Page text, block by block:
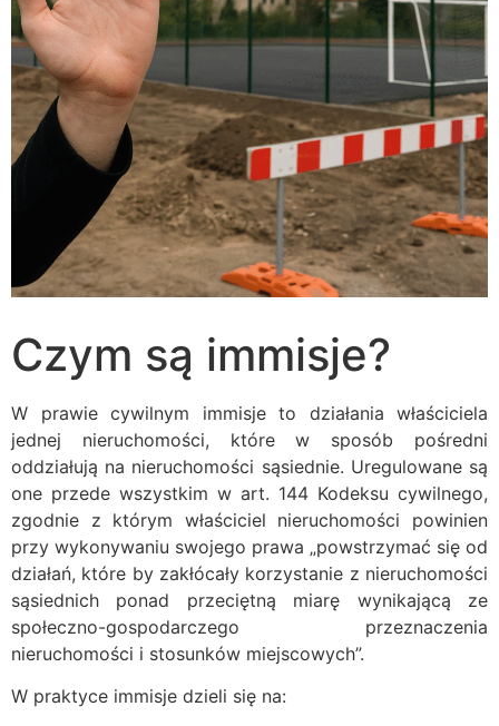
Czym są immisje?
W prawie cywilnym immisje to działania właściciela
jednej nieruchomości, które w sposób pośredni
oddziałują na nieruchomości sąsiednie. Uregulowane są
one przede wszystkim w art. 144 Kodeksu cywilnego,
zgodnie z którym właściciel nieruchomości powinien
przy wykonywaniu swojego prawa „powstrzymać się od
działań, które by zakłócały korzystanie z nieruchomości
sąsiednich ponad przeciętną miarę wynikającą ze
społeczno-gospodarczego przeznaczenia
nieruchomości i stosunków miejscowych”.
W praktyce immisje dzieli się na: